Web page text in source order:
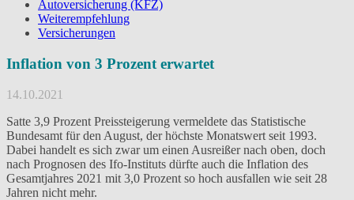
Autoversicherung (KFZ)
Weiterempfehlung
Versicherungen
Inflation von 3 Prozent erwartet
14.10.2021
Satte 3,9 Prozent Preissteigerung vermeldete das Statistische
Bundesamt für den August, der höchste Monatswert seit 1993.
Dabei handelt es sich zwar um einen Ausreißer nach oben, doch
nach Prognosen des Ifo-Instituts dürfte auch die Inflation des
Gesamtjahres 2021 mit 3,0 Prozent so hoch ausfallen wie seit 28
Jahren nicht mehr.